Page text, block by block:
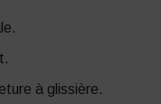
à glissière.